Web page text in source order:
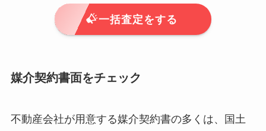
一括査定をする
媒介契約書面をチェック
不動産会社が用意する媒介契約書の多くは、国土